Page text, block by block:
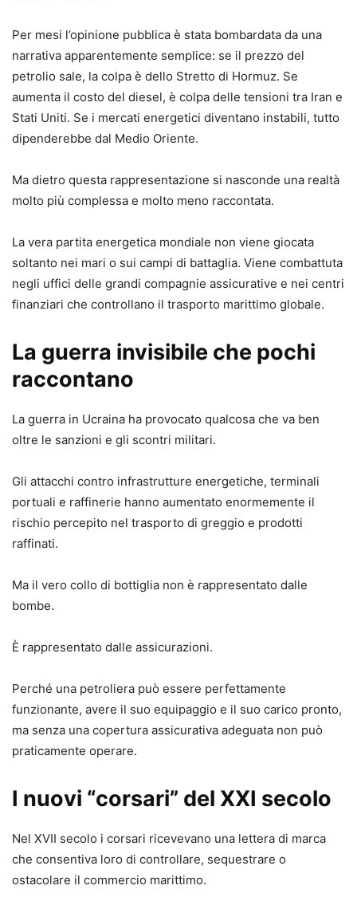
Per mesi l’opinione pubblica è stata bombardata da una
narrativa apparentemente semplice: se il prezzo del
petrolio sale, la colpa è dello Stretto di Hormuz. Se
aumenta il costo del diesel, è colpa delle tensioni tra Iran e
Stati Uniti. Se i mercati energetici diventano instabili, tutto
dipenderebbe dal Medio Oriente.
Ma dietro questa rappresentazione si nasconde una realtà
molto più complessa e molto meno raccontata.
La vera partita energetica mondiale non viene giocata
soltanto nei mari o sui campi di battaglia. Viene combattuta
negli uffici delle grandi compagnie assicurative e nei centri
finanziari che controllano il trasporto marittimo globale.
La guerra invisibile che pochi
raccontano
La guerra in Ucraina ha provocato qualcosa che va ben
oltre le sanzioni e gli scontri militari.
Gli attacchi contro infrastrutture energetiche, terminali
portuali e raffinerie hanno aumentato enormemente il
rischio percepito nel trasporto di greggio e prodotti
raffinati.
Ma il vero collo di bottiglia non è rappresentato dalle
bombe.
È rappresentato dalle assicurazioni.
Perché una petroliera può essere perfettamente
funzionante, avere il suo equipaggio e il suo carico pronto,
ma senza una copertura assicurativa adeguata non può
praticamente operare.
I nuovi “corsari” del XXI secolo
Nel XVII secolo i corsari ricevevano una lettera di marca
che consentiva loro di controllare, sequestrare o
ostacolare il commercio marittimo.